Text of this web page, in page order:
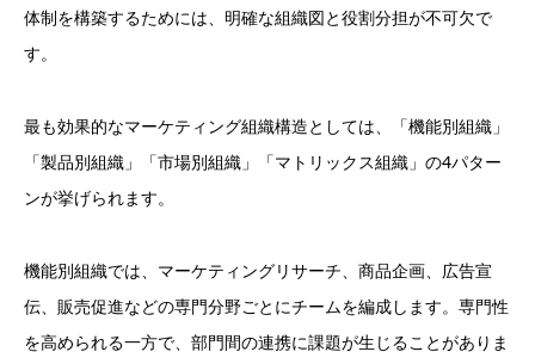
体制を構築するためには、明確な組織図と役割分担が不可欠で
す。
最も効果的なマーケティング組織構造としては、「機能別組織」
「製品別組織」「市場別組織」「マトリックス組織」の4パター
ンが挙げられます。
機能別組織では、マーケティングリサーチ、商品企画、広告宣
伝、販売促進などの専門分野ごとにチームを編成します。専門性
を高められる一方で、部門間の連携に課題が生じることがありま